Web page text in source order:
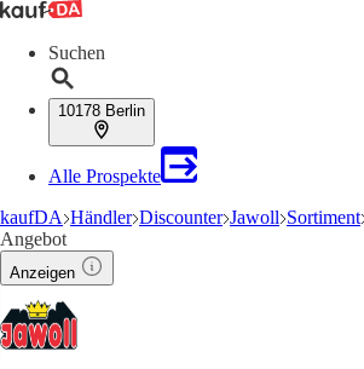
Suchen
10178 Berlin
Alle Prospekte
kaufDA Händler Discounter Jawoll Sortiment
Angebot
Anzeigen